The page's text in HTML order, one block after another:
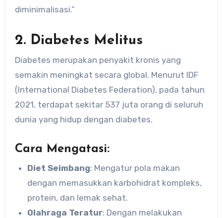
diminimalisasi.”
2. Diabetes Melitus
Diabetes merupakan penyakit kronis yang
semakin meningkat secara global. Menurut IDF
(International Diabetes Federation), pada tahun
2021, terdapat sekitar 537 juta orang di seluruh
dunia yang hidup dengan diabetes.
Cara Mengatasi:
Diet Seimbang: Mengatur pola makan
dengan memasukkan karbohidrat kompleks,
protein, dan lemak sehat.
Olahraga Teratur: Dengan melakukan